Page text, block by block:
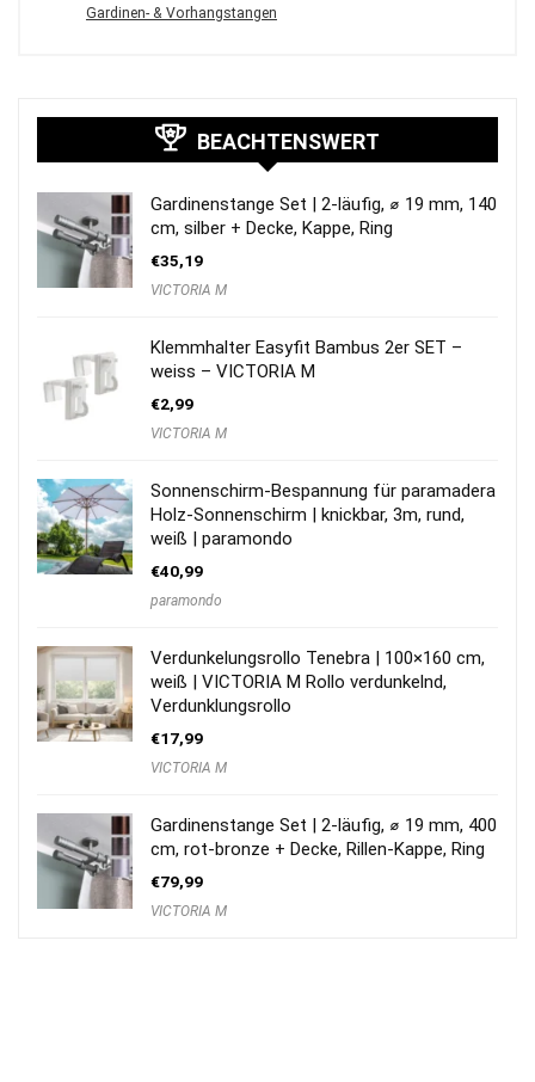
Gardinen- & Vorhangstangen
BEACHTENSWERT
Gardinenstange Set | 2-läufig, ⌀ 19 mm, 140
cm, silber + Decke, Kappe, Ring
€35,19
VICTORIA M
Klemmhalter Easyfit Bambus 2er SET –
weiss – VICTORIA M
€2,99
VICTORIA M
Sonnenschirm-Bespannung für paramadera
Holz-Sonnenschirm | knickbar, 3m, rund,
weiß | paramondo
€40,99
paramondo
Verdunkelungsrollo Tenebra | 100×160 cm,
weiß | VICTORIA M Rollo verdunkelnd,
Verdunklungsrollo
€17,99
VICTORIA M
Gardinenstange Set | 2-läufig, ⌀ 19 mm, 400
cm, rot-bronze + Decke, Rillen-Kappe, Ring
€79,99
VICTORIA M